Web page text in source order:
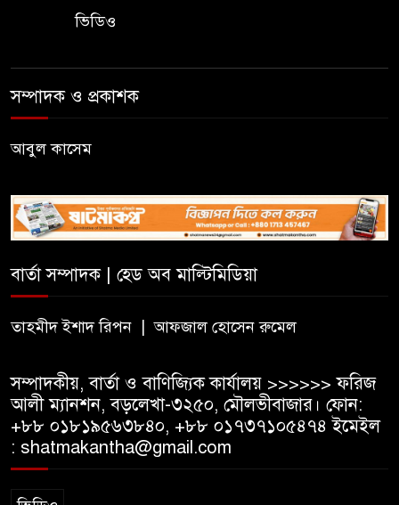
হাই কমিশনের কর্মকর্তা পরিচয়ে
ভিসার নামে প্রতারণা, সতর্ক করল
ভারতীয় হাই কমিশন
জাতীয় বিশ্ববিদ্যালয়
ভিডিও
সম্পাদক ও প্রকাশক
আবুল কাসেম
বার্তা সম্পাদক | হেড অব মাল্টিমিডিয়া
তাহমীদ ইশাদ রিপন | আফজাল হোসেন রুমেল
সম্পাদকীয়, বার্তা ও বাণিজ্যিক কার্যালয় >>>>>> ফরিজ
আলী ম্যানশন, বড়লেখা-৩২৫০, মৌলভীবাজার। ফোন:
+৮৮ ০১৮১৯৫৬৩৮৪০, +৮৮ ০১৭৩৭১০৫৪৭৪ ইমেইল
: shatmakantha@gmail.com